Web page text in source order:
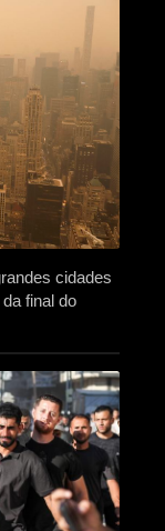
cidades
final do